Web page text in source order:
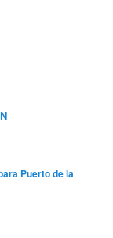
Puerto de la